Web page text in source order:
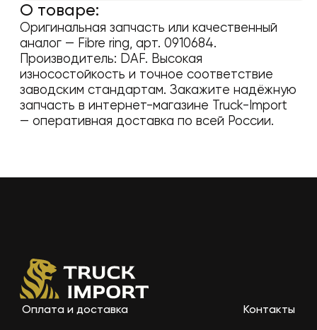
О товаре:
Оригинальная запчасть или качественный
аналог — Fibre ring, арт. 0910684.
Производитель: DAF. Высокая
износостойкость и точное соответствие
заводским стандартам. Закажите надёжную
запчасть в интернет-магазине Truck-Import
— оперативная доставка по всей России.
Оплата и доставка Контакты